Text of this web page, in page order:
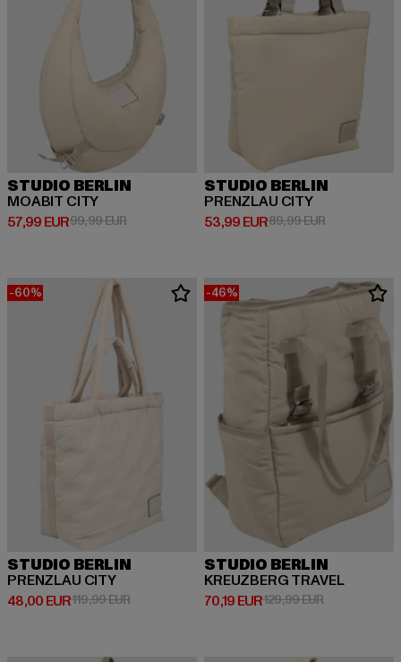
STUDIO BERLIN
MOABIT CITY
57,99 EUR
Derzeitiger Preis: 57,99 EUR
99,99 EURAktionspreis: 99,99 EUR
STUDIO BERLIN
PRENZLAU CITY
53,99 EUR
Derzeitiger Preis: 53,99 EUR
89,99 EURAktionspreis:
-60%
STUDIO BERLIN
PRENZLAU CITY
48,00 EUR
Derzeitiger Preis: 48,00 EUR
119,99 EURAktionspreis: 119,99 EUR
-46%
STUDIO BERLIN
KREUZBERG TRAVEL
70,19 EUR
Derzeitiger Preis: 70,19 EUR
129,99 EURAktionspreis: